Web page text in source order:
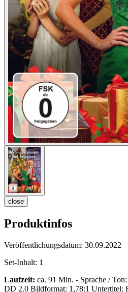
close
Produktinfos
Veröffentlichungsdatum: 30.09.2022
Set-Inhalt: 1
Laufzeit: ca. 91 Min. - Sprache /
DD 2.0 Bildformat: 1,78:1 Untertitel: